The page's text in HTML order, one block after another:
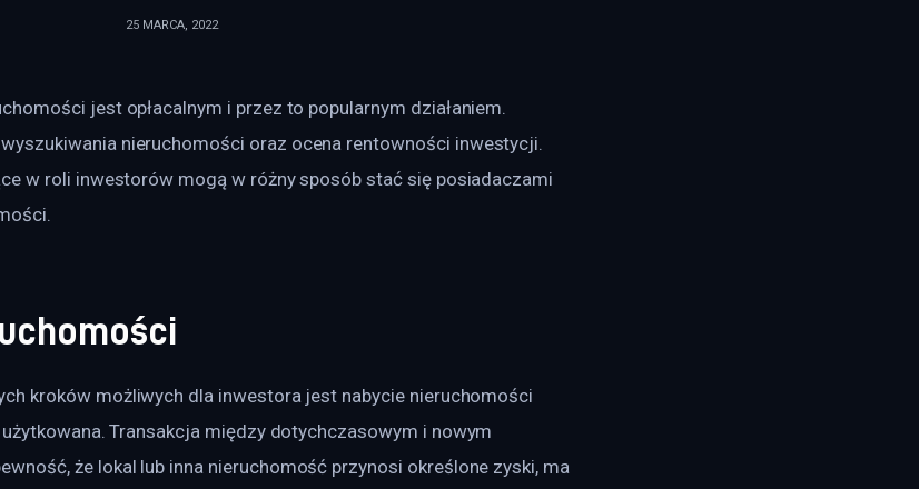
25 MARCA, 2022
jest opłacalnym i przez to popularnym działaniem.
nieruchomości oraz ocena rentowności inwestycji.
w roli inwestorów mogą w różny sposób stać się posiadaczami
kroków możliwych dla inwestora jest nabycie nieruchomości
Transakcja między dotychczasowym i nowym
że lokal lub inna nieruchomość przynosi określone zyski, ma